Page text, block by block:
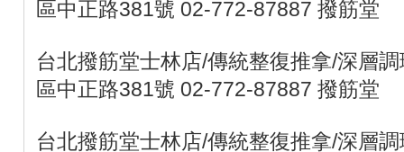
區中正路381號 02-772-87887 撥筋堂
台北撥筋堂士林店/傳統整復推拿/深層
區中正路381號 02-772-87887 撥筋堂
台北撥筋堂士林店/傳統整復推拿/深層